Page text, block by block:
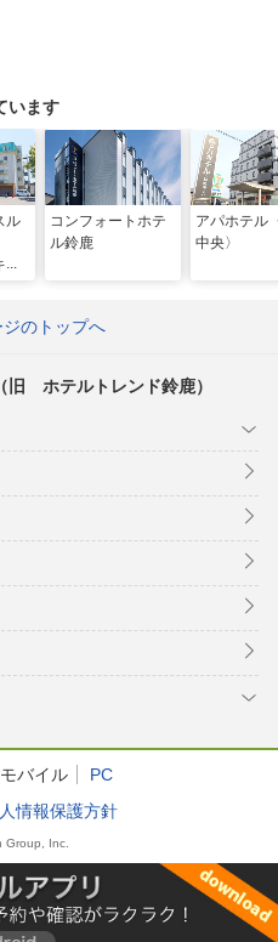
います
ル
ャ
コンフォートホテ
ル鈴鹿
アパホテル
中央〉
ジのトップへ
ホテルトレンド鈴鹿）
モバイル
PC
情報保護方針
Group, Inc.